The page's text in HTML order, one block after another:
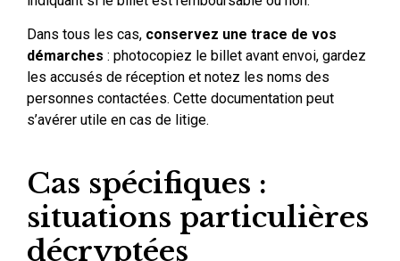
Dans tous les cas, conservez une trace de vos
démarches : photocopiez le billet avant envoi, gardez
les accusés de réception et notez les noms des
personnes contactées. Cette documentation peut
s’avérer utile en cas de litige.
Cas spécifiques :
situations particulières
décryptées